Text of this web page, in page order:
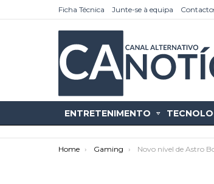
Ficha Técnica Junte-se à equipa
ENTRETENIMENTO
You are here:
Home Gaming Novo nível de Astro